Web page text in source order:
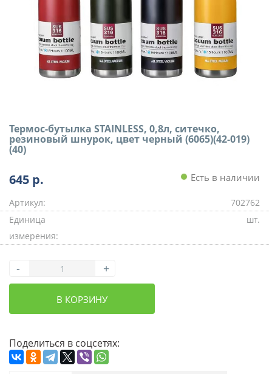
Термос-бутылка STAINLESS, 0,8л, ситечко,
резиновый шнурок, цвет черный (6065)(42-019)
(40)
645 р. Есть в наличии
Артикул:
702762
Единица
измерения:
шт.
- +
В КОРЗИНУ
Поделиться в соцсетях: